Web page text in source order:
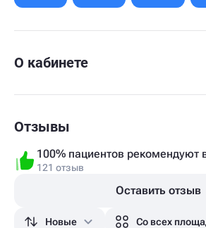
О кабинете
Отзывы
100% пациентов рекомендуют
121 отзыв
Оставить отзыв
Новые Со всех